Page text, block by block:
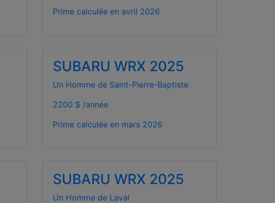
Prime calculée en avril 2026
SUBARU WRX 2025
Un Homme de Saint-Pierre-Baptiste
2200 $ /année
Prime calculée en mars 2026
SUBARU WRX 2025
Un Homme de Laval